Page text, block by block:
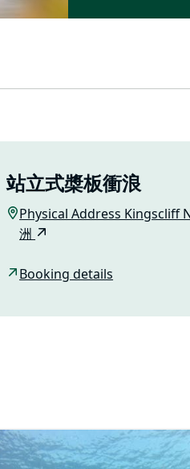
站立式槳板衝浪
Physical Address Kingscliff
洲
Booking details